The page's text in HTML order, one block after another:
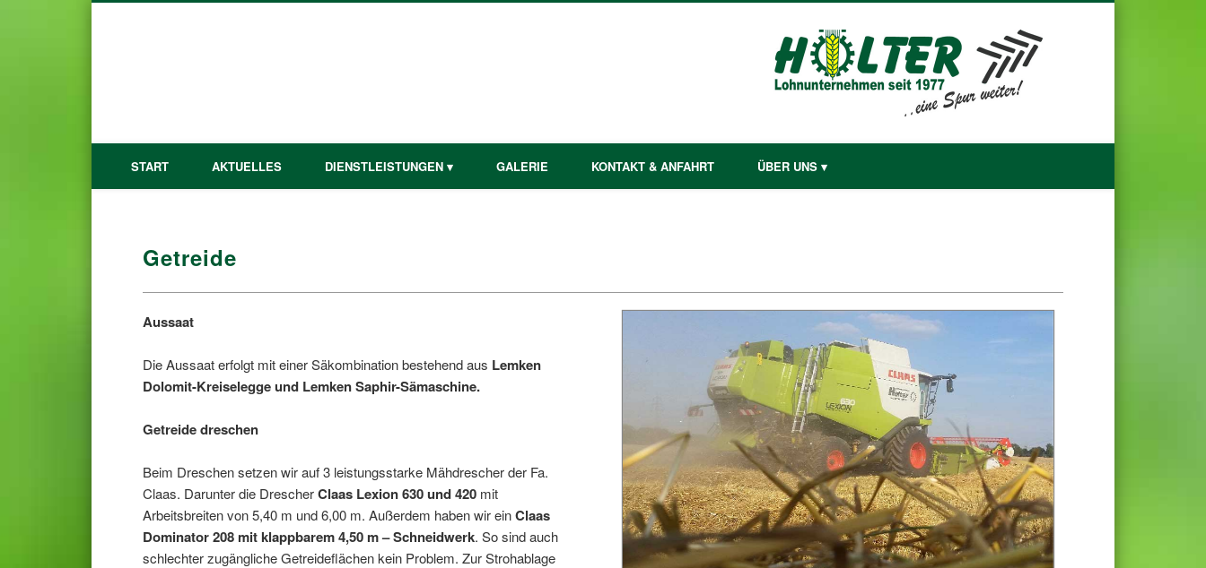
START AKTUELLES DIENSTLEISTUNGEN ▾ GALERIE KONTAKT & ANFAHRT ÜBER UNS ▾
Getreide
Aussaat
Die Aussaat erfolgt mit einer Säkombination bestehend aus Lemken
Dolomit-Kreiselegge und Lemken Saphir-Sämaschine.
Getreide dreschen
Beim Dreschen setzen wir auf 3 leistungsstarke Mähdrescher der Fa.
Claas. Darunter die DrescherClaas Lexion 630 und 420mit
Arbeitsbreiten von 5,40 m und 6,00 m. Außerdem haben wir einClaas
Dominator 208 mit klappbarem 4,50 m – Schneidwerk. So sind auch
schlechter zugängliche Getreideflächen kein Problem. Zur Strohablage